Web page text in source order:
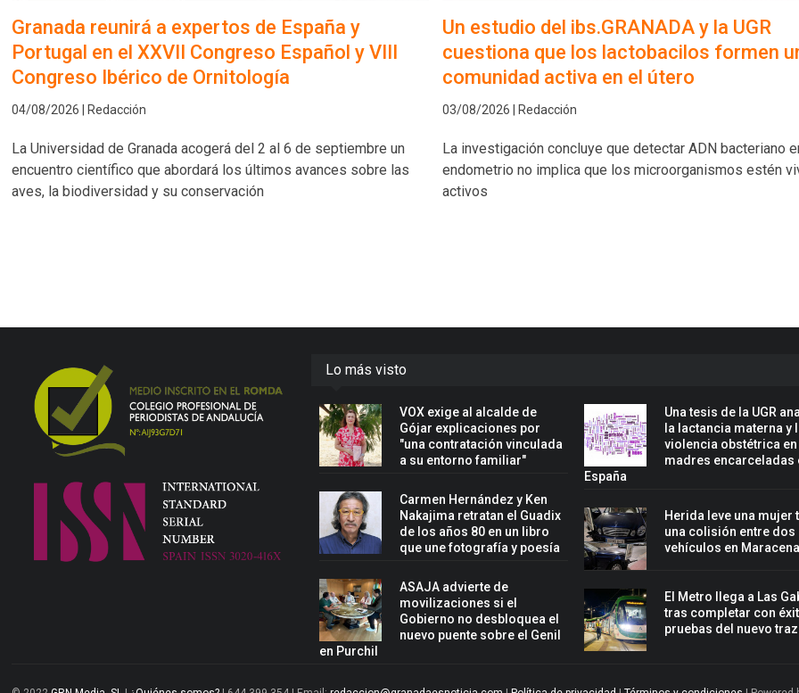
Granada reunirá a expertos de España y
Portugal en el XXVII Congreso Español y VIII
Congreso Ibérico de Ornitología
04/08/2026 | Redacción
La Universidad de Granada acogerá del 2 al 6 de septiembre un
encuentro científico que abordará los últimos avances sobre las
aves, la biodiversidad y su conservación
Un estudio del ibs.GRANADA y la UGR
cuestiona que los lactobacilos formen
comunidad activa en el útero
03/08/2026 | Redacción
La investigación concluye que detectar ADN bacteriano
endometrio no implica que los microorganismos estén
activos
Lo más visto
VOX exige al alcalde de
Gójar explicaciones por
"una contratación vinculada
a su entorno familiar"
Carmen Hernández y Ken
Nakajima retratan el Guadix
de los años 80 en un libro
que une fotografía y poesía
ASAJA advierte de
movilizaciones si el
Gobierno no desbloquea el
nuevo puente sobre el Genil
en Purchil
Una tesis de la UGR
la lactancia materna y
violencia obstétrica en
madres encarceladas
España
Herida leve una mujer
una colisión entre dos
vehículos en
El Metro llega a Las
tras completar con
pruebas del nuevo